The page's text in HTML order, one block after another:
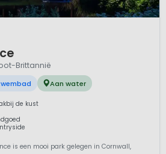
Brittannië
Aan water
de kust
is een mooi park gelegen in Cornwall,